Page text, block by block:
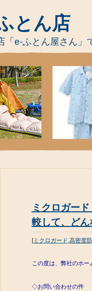
とん店
「e-ふとん屋さん」
ミクロガー
較して、どん
[ミクロガード,高密度
この度は、弊社のホ
◇お問い合わせの件